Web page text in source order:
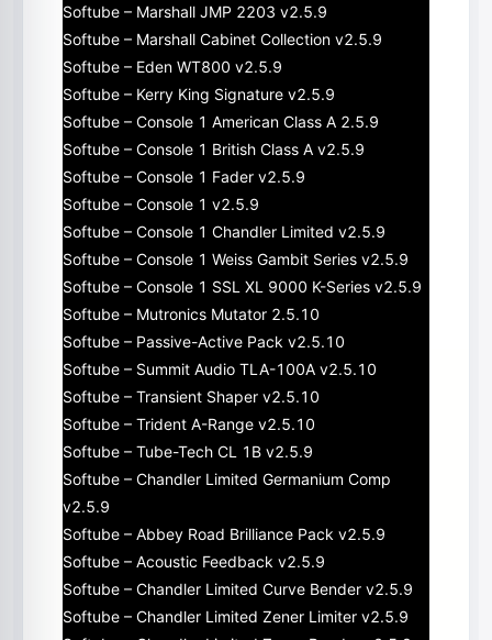
Softube – Marshall JMP 2203 v2.5.9
Softube – Marshall Cabinet Collection v2.5.9
Softube – Eden WT800 v2.5.9
Softube – Kerry King Signature v2.5.9
Softube – Console 1 American Class A 2.5.9
Softube – Console 1 British Class A v2.5.9
Softube – Console 1 Fader v2.5.9
Softube – Console 1 v2.5.9
Softube – Console 1 Chandler Limited v2.5.9
Softube – Console 1 Weiss Gambit Series v2.5.9
Softube – Console 1 SSL XL 9000 K-Series v2.5.9
Softube – Mutronics Mutator 2.5.10
Softube – Passive-Active Pack v2.5.10
Softube – Summit Audio TLA-100A v2.5.10
Softube – Transient Shaper v2.5.10
Softube – Trident A-Range v2.5.10
Softube – Tube-Tech CL 1B v2.5.9
Softube – Chandler Limited Germanium Comp
v2.5.9
Softube – Abbey Road Brilliance Pack v2.5.9
Softube – Acoustic Feedback v2.5.9
Softube – Chandler Limited Curve Bender v2.5.9
Softube – Chandler Limited Zener Limiter v2.5.9